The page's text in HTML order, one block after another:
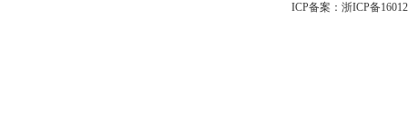
ICP备案： 浙ICP备